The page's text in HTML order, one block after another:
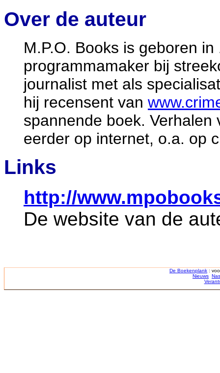
Over de auteur
M.P.O. Books is geboren
programmamaker bij
journalist met als
hij recensent van
spannende boek. Verhalen
eerder op internet, o.a. op
Links
http://
De website van de
De Boekenplank :
Nieuws